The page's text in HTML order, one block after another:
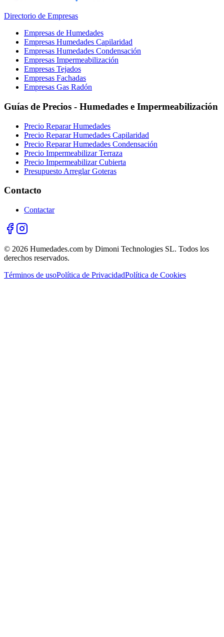
Directorio de Empresas
Empresas de Humedades
Empresas Humedades Capilaridad
Empresas Humedades Condensación
Empresas Impermeabilización
Empresas Tejados
Empresas Fachadas
Empresas Gas Radón
Guías de Precios - Humedades e Impermeabilización
Precio Reparar Humedades
Precio Reparar Humedades Capilaridad
Precio Reparar Humedades Condensación
Precio Impermeabilizar Terraza
Precio Impermeabilizar Cubierta
Presupuesto Arreglar Goteras
Contacto
Contactar
© 2026 Humedades.com by Dimoni Technologies SL. Todos los
derechos reservados.
Términos de usoPolítica de PrivacidadPolítica de Cookies